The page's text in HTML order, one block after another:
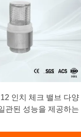
인치 체크 밸브 다양
관된 성능을 제공하는